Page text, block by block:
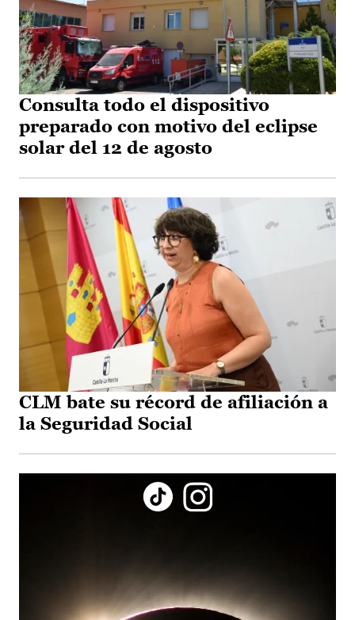
Consulta todo el dispositivo
preparado con motivo del eclipse
solar del 12 de agosto
CLM bate su récord de afiliación a
la Seguridad Social